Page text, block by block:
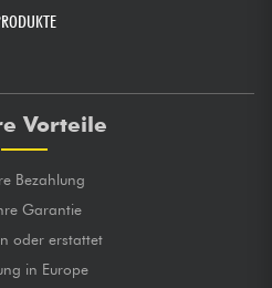
Vorteile
Bezahlung
Garantie
oder erstattet
in Europe